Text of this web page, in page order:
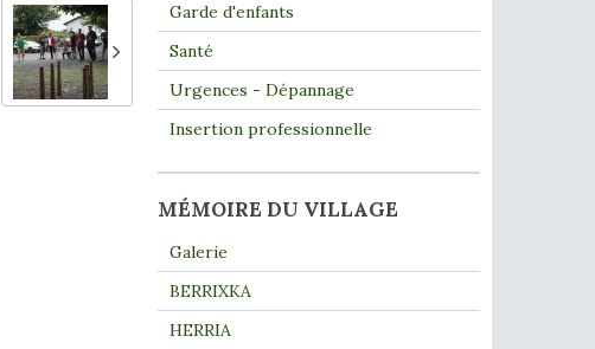
Garde d'enfants
Santé
Urgences - Dépannage
Insertion professionnelle
MÉMOIRE DU VILLAGE
Galerie
BERRIXKA
HERRIA